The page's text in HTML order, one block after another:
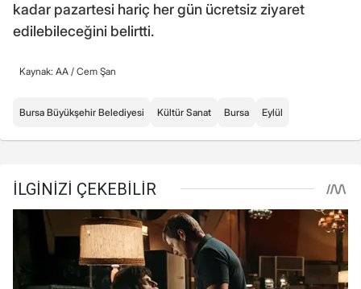
kadar pazartesi hariç her gün ücretsiz ziyaret
edilebileceğini belirtti.
Kaynak: AA / Cem Şan
Bursa Büyükşehir Belediyesi Kültür Sanat Bursa Eylül